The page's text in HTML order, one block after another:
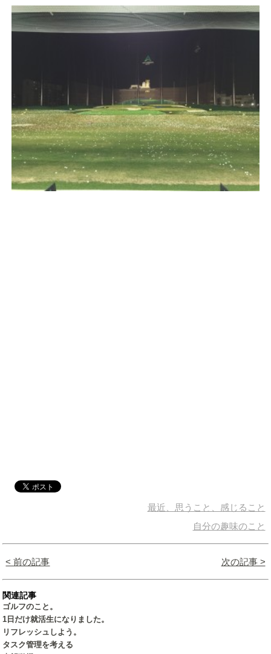
最近、思うこと、感じること
自分の趣味のこと
< 前の記事 次の記事 >
関連記事
ゴルフのこと。
1日だけ就活生になりました。
リフレッシュしよう。
タスク管理を考える